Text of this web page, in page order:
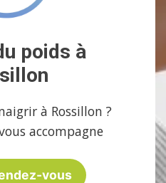
poids à
à Rossillon ?
accompagne
vous